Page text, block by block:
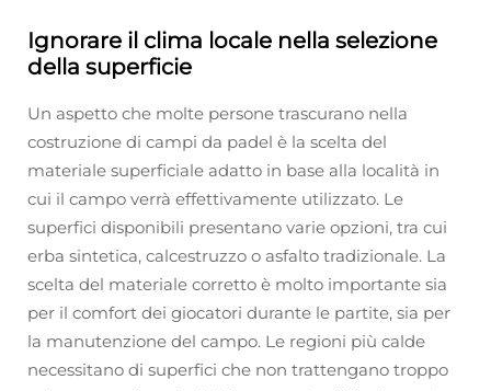
Ignorare il clima locale nella selezione
della superficie
Un aspetto che molte persone trascurano nella
costruzione di campi da padel è la scelta del
materiale superficiale adatto in base alla località in
cui il campo verrà effettivamente utilizzato. Le
superfici disponibili presentano varie opzioni, tra cui
erba sintetica, calcestruzzo o asfalto tradizionale. La
scelta del materiale corretto è molto importante sia
per il comfort dei giocatori durante le partite, sia per
la manutenzione del campo. Le regioni più calde
necessitano di superfici che non trattengano troppo